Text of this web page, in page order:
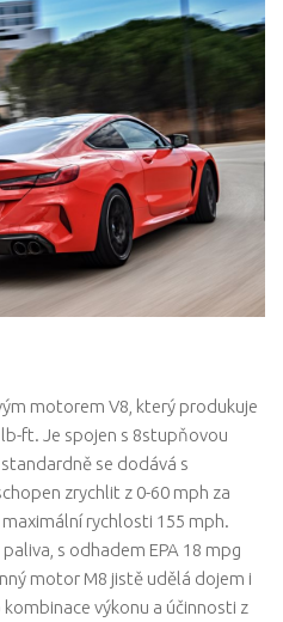
motorem V8, který produkuje
ft. Je spojen s 8stupňovou
se dodává s
zrychlit z 0-60 mph za
rychlosti 155 mph.
s odhadem EPA 18 mpg
motor M8 jistě udělá dojem i
výkonu a účinnosti z